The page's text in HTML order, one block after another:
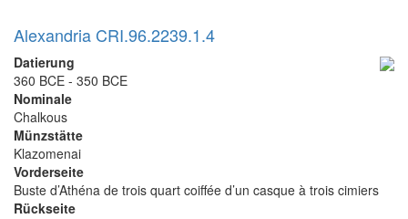
Alexandria CRI.96.2239.1.4
Datierung
360 BCE - 350 BCE
Nominale
Chalkous
Münzstätte
Klazomenai
Vorderseite
Buste d’Athéna de trois quart coiffée d’un casque à trois cimiers
Rückseite